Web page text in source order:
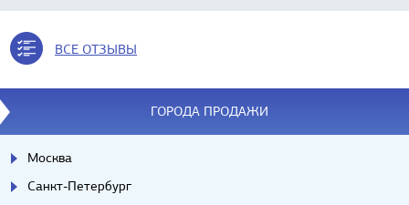
ВСЕ ОТЗЫВЫ
ГОРОДА ПРОДАЖИ
Москва
Санкт-Петербург